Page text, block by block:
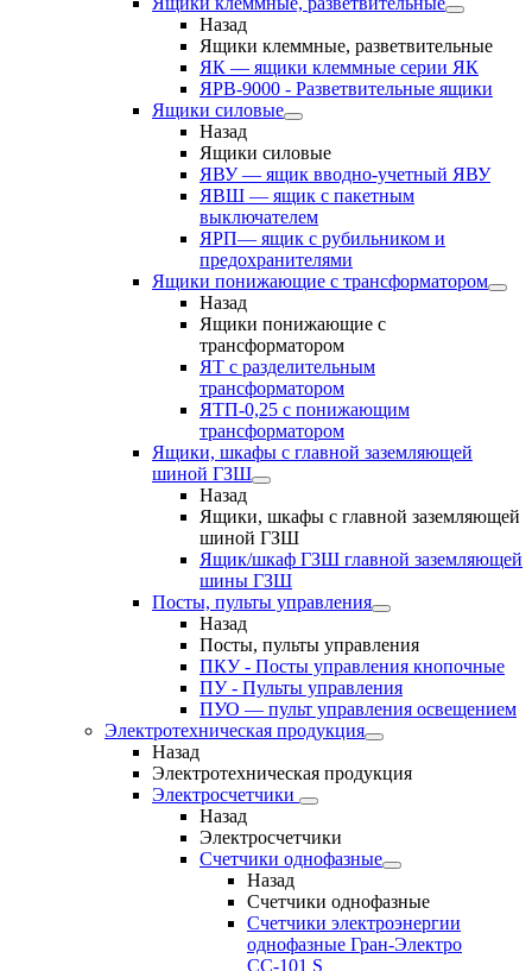
Назад
Ящики клеммные, разветвительные
ЯК — ящики клеммные серии ЯК
ЯРВ-9000 - Разветвительные ящики
Ящики силовые
Назад
Ящики силовые
ЯВУ — ящик вводно-учетный ЯВУ
ЯВШ — ящик с пакетным
выключателем
ЯРП— ящик с рубильником и
предохранителями
Ящики понижающие с трансформатором
Назад
Ящики понижающие с
трансформатором
ЯТ с разделительным
трансформатором
ЯТП-0,25 с понижающим
трансформатором
Ящики, шкафы с главной заземляющей
шиной ГЗШ
Назад
Ящики, шкафы с главной заземляющей
шиной ГЗШ
Ящик/шкаф ГЗШ главной заземляющей
шины ГЗШ
Посты, пульты управления
Назад
Посты, пульты управления
ПКУ - Посты управления кнопочные
ПУ - Пульты управления
ПУО — пульт управления освещением
Электротехническая продукция
Назад
Электротехническая продукция
Электросчетчики
Назад
Электросчетчики
Счетчики однофазные
Назад
Счетчики однофазные
Счетчики электроэнергии
однофазные Гран-Электро
СС-101 S